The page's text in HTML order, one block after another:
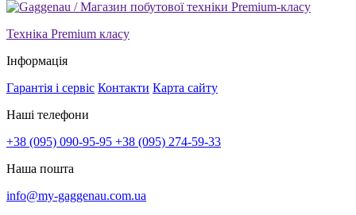
Техніка Premium класу
Інформація
Гарантія і сервіс Контакти Карта сайту
Наші телефони
+38 (095) 090-95-95 +38 (095) 274-59-33
Наша пошта
info@my-gaggenau.com.ua